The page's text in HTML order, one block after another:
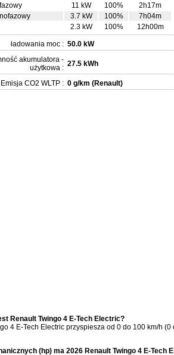
11 kW 100%
2h17m
3.7 kW 100%
7h04m
2.3 kW 100% 12h00m
ładowania moc : 50.0 kW
akumulatora -
użytkowa : 27.5 kWh
Emisja CO2 WLTP : 0 g/km (Renault)
Renault Twingo 4 E-Tech Electric?
4 E-Tech Electric przyspiesza od 0 do 100 km/h
(hp) ma 2026 Renault Twingo 4 E-Tech